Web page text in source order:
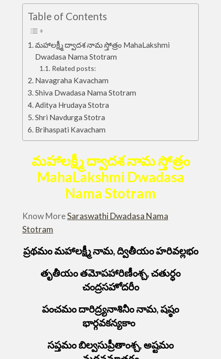
Table of Contents
మహాలక్ష్మీ ద్వాదశ నామ స్తోత్రం MahaLakshmi
Dwadasa Nama Stotram
Related posts:
Navagraha Kavacham
Shiva Dwadasa Nama Stotram
Aditya Hrudaya Stotra
Shri Navdurga Stotra
Brihaspati Kavacham
మహాలక్ష్మీ ద్వాదశ నామ స్తోత్రం
MahaLakshmi Dwadasa
Nama Stotram
Know MoreSaraswathi Dwadasa Nama
Stotram
ప్రథమం మహాలక్ష్మీ నామ, ద్వితీయం హరివల్లభం
తృతీయం తమోపహారిణీంశ్చ, చతుర్ధం
చంద్రసహోదరీం
పంచమం దారిద్ర్యనాశినీం నామ, షష్ఠం
భార్గవకన్యకాం
సప్తమం బిల్వసుప్రీతాంశ్చ, అష్టమం